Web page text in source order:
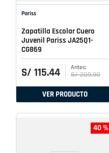
Pariss
Zapatilla Escolar Cuero
Juvenil Pariss JA25Q1-
CG869
S/ 115.44 S/ 209.90
VER PRODUCTO
40 %